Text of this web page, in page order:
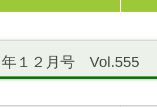
年１２月号 Vol.555